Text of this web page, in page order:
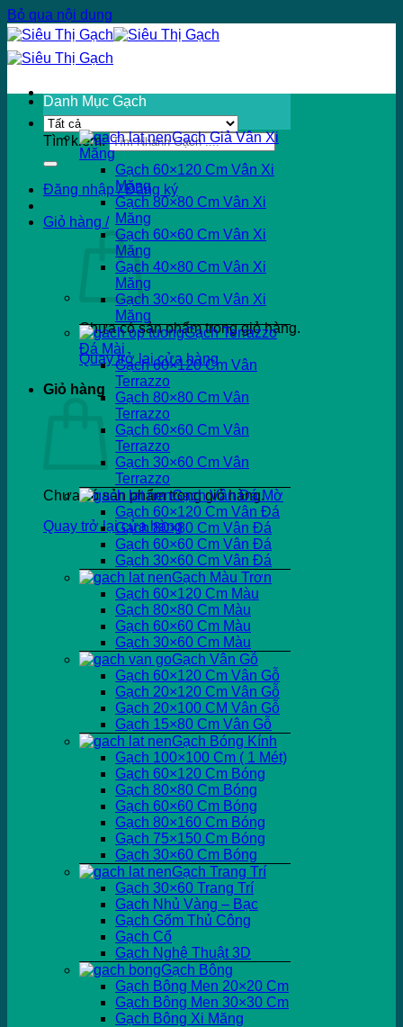
Bỏ qua nội dung
Tìm kiếm:
Đăng nhập / Đăng ký
Giỏ hàng /
Chưa có sản phẩm trong giỏ hàng.
Quay trở lại cửa hàng
Giỏ hàng
Chưa có sản phẩm trong giỏ hàng.
Quay trở lại cửa hàng
Danh Mục Gạch
Gạch Giả Vân Xi
Măng
Gạch 60×120 Cm Vân Xi
Măng
Gạch 80×80 Cm Vân Xi
Măng
Gạch 60×60 Cm Vân Xi
Măng
Gạch 40×80 Cm Vân Xi
Măng
Gạch 30×60 Cm Vân Xi
Măng
Gạch Terrazzo
Đá Mài
Gạch 60×120 Cm Vân
Terrazzo
Gạch 80×80 Cm Vân
Terrazzo
Gạch 60×60 Cm Vân
Terrazzo
Gạch 30×60 Cm Vân
Terrazzo
Gạch Vân Đá Mờ
Gạch 60×120 Cm Vân Đá
Gạch 80×80 Cm Vân Đá
Gạch 60×60 Cm Vân Đá
Gạch 30×60 Cm Vân Đá
Gạch Màu Trơn
Gạch 60×120 Cm Màu
Gạch 80×80 Cm Màu
Gạch 60×60 Cm Màu
Gạch 30×60 Cm Màu
Gạch Vân Gỗ
Gạch 60×120 Cm Vân Gỗ
Gạch 20×120 Cm Vân Gỗ
Gạch 20×100 CM Vân Gỗ
Gạch 15×80 Cm Vân Gỗ
Gạch Bóng Kính
Gạch 100×100 Cm ( 1 Mét)
Gạch 60×120 Cm Bóng
Gạch 80×80 Cm Bóng
Gạch 60×60 Cm Bóng
Gạch 80×160 Cm Bóng
Gạch 75×150 Cm Bóng
Gạch 30×60 Cm Bóng
Gạch Trang Trí
Gạch 30×60 Trang Trí
Gạch Nhủ Vàng – Bạc
Gạch Gốm Thủ Công
Gạch Cổ
Gạch Nghệ Thuật 3D
Gạch Bông
Gạch Bông Men 20×20 Cm
Gạch Bông Men 30×30 Cm
Gạch Bông Xi Măng